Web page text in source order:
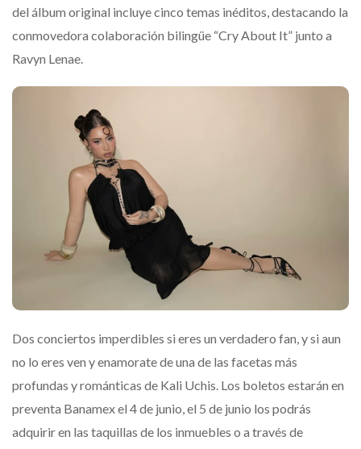
del álbum original incluye cinco temas inéditos, destacando la
conmovedora colaboración bilingüe “Cry About It” junto a
Ravyn Lenae.
Dos conciertos imperdibles si eres un verdadero fan, y si aun
no lo eres ven y enamorate de una de las facetas más
profundas y románticas de Kali Uchis. Los boletos estarán en
preventa Banamex el 4 de junio, el 5 de junio los podrás
adquirir en las taquillas de los inmuebles o a través de